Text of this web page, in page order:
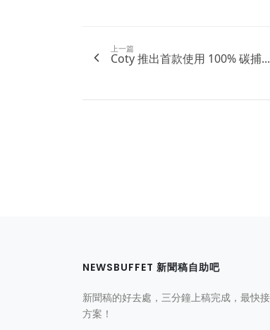
上一篇
Coty 推出首款使用 100% 碳捕...
NEWSBUFFET 新聞稿自助吧
新聞稿的好去處，三分鐘上稿完成，最快
方案！